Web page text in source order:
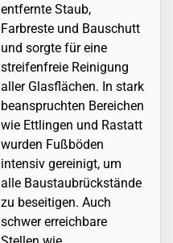
entfernte Staub,
Farbreste und Bauschutt
und sorgte für eine
streifenfreie Reinigung
aller Glasflächen. In stark
beanspruchten Bereichen
wie Ettlingen und Rastatt
wurden Fußböden
intensiv gereinigt, um
alle Baustaubrückstände
zu beseitigen. Auch
schwer erreichbare